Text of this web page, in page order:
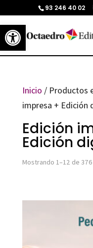
Abrir barra de
93 246 40 02
Inicio / Productos
impresa + Edición
Edición
Edición
Mostrando 1–12 de